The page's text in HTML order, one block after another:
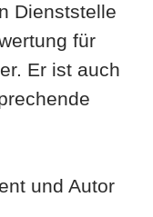
Dienststelle
für
Er ist auch
und Autor